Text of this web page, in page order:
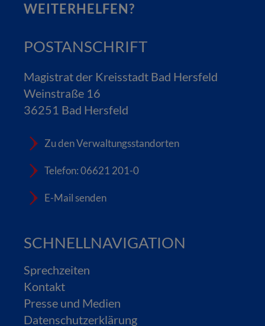
WEITERHELFEN?
POSTANSCHRIFT
Magistrat der Kreisstadt Bad Hersfeld
Weinstraße 16
36251 Bad Hersfeld
Zu den Verwaltungsstandorten
Telefon: 06621 201-0
E-Mail senden
SCHNELLNAVIGATION
Sprechzeiten
Kontakt
Presse und Medien
Datenschutzerklärung